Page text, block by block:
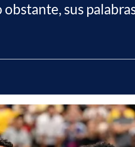
sus